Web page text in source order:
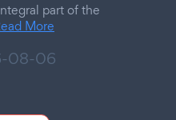
part of the
More
08-06